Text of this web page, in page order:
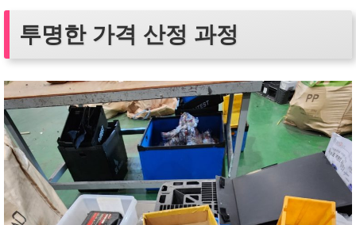
투명한 가격 산정 과정